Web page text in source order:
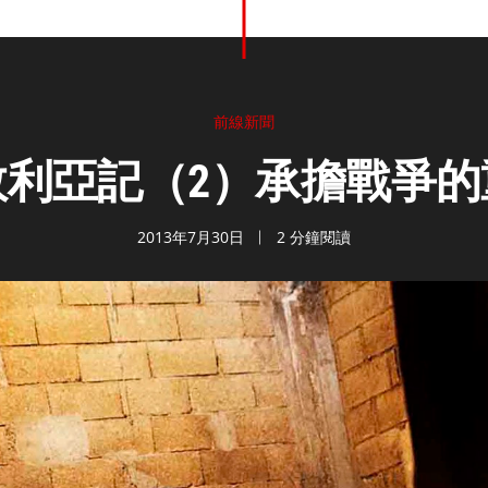
前線新聞
亞記（2）承擔戰爭
2013年7月30日 2 分鐘閱讀